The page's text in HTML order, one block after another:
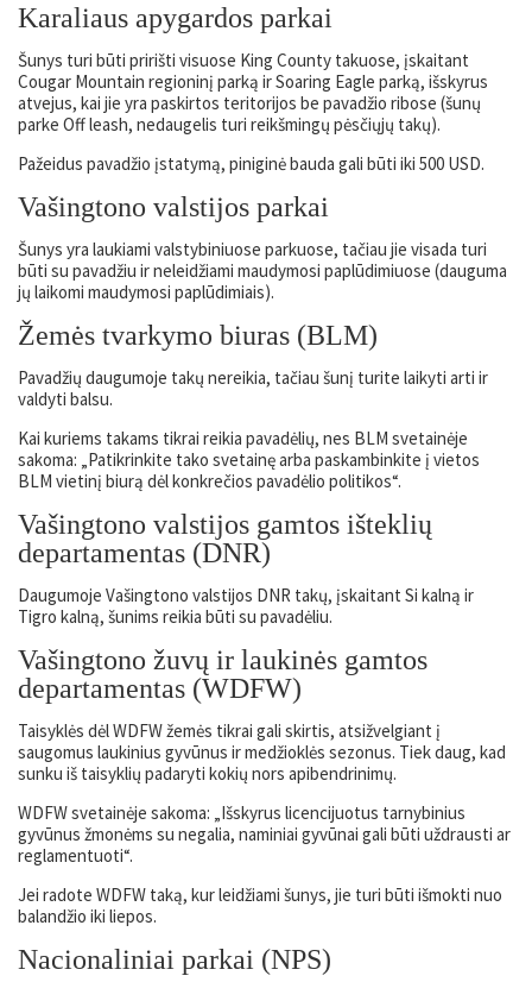
Karaliaus apygardos parkai
Šunys turi būti pririšti visuose King County takuose, įskaitant
Cougar Mountain regioninį parką ir Soaring Eagle parką, išskyrus
atvejus, kai jie yra paskirtos teritorijos be pavadžio ribose (šunų
parke Off leash, nedaugelis turi reikšmingų pėsčiųjų takų).
Pažeidus pavadžio įstatymą, piniginė bauda gali būti iki 500 USD.
Vašingtono valstijos parkai
Šunys yra laukiami valstybiniuose parkuose, tačiau jie visada turi
būti su pavadžiu ir neleidžiami maudymosi paplūdimiuose (dauguma
jų laikomi maudymosi paplūdimiais).
Žemės tvarkymo biuras (BLM)
Pavadžių daugumoje takų nereikia, tačiau šunį turite laikyti arti ir
valdyti balsu.
Kai kuriems takams tikrai reikia pavadėlių, nes BLM svetainėje
sakoma: „Patikrinkite tako svetainę arba paskambinkite į vietos
BLM vietinį biurą dėl konkrečios pavadėlio politikos“.
Vašingtono valstijos gamtos išteklių
departamentas (DNR)
Daugumoje Vašingtono valstijos DNR takų, įskaitant Si kalną ir
Tigro kalną, šunims reikia būti su pavadėliu.
Vašingtono žuvų ir laukinės gamtos
departamentas (WDFW)
Taisyklės dėl WDFW žemės tikrai gali skirtis, atsižvelgiant į
saugomus laukinius gyvūnus ir medžioklės sezonus. Tiek daug, kad
sunku iš taisyklių padaryti kokių nors apibendrinimų.
WDFW svetainėje sakoma: „Išskyrus licencijuotus tarnybinius
gyvūnus žmonėms su negalia, naminiai gyvūnai gali būti uždrausti ar
reglamentuoti“.
Jei radote WDFW taką, kur leidžiami šunys, jie turi būti išmokti nuo
balandžio iki liepos.
Nacionaliniai parkai (NPS)